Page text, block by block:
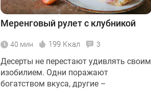
Меренговый рулет с клубникой
40 мин 199 Ккал 3
Десерты не перестают удивлять своим
изобилием. Одни поражают
богатством вкуса, другие –